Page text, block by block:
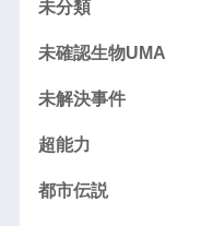
未分類
未確認生物UMA
未解決事件
超能力
都市伝説